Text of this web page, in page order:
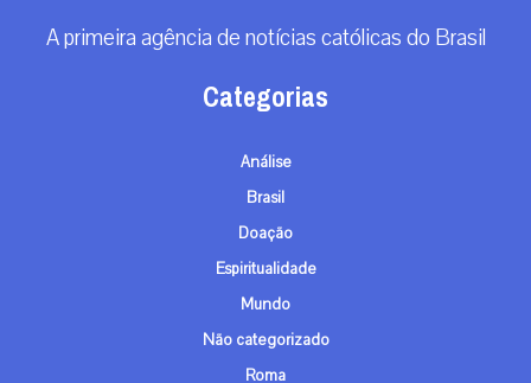
A primeira agência de notícias católicas do Brasil
Categorias
Análise
Brasil
Doação
Espiritualidade
Mundo
Não categorizado
Roma